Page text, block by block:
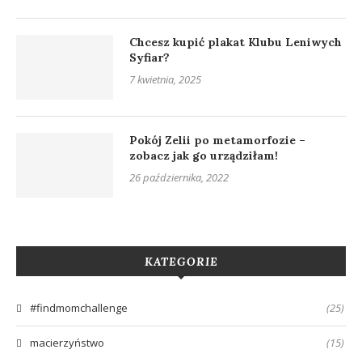
Chcesz kupić plakat Klubu Leniwych
Syfiar?
7 kwietnia, 2025
Pokój Zelii po metamorfozie –
zobacz jak go urządziłam!
26 października, 2022
KATEGORIE
#findmomchallenge (25)
macierzyństwo (15)